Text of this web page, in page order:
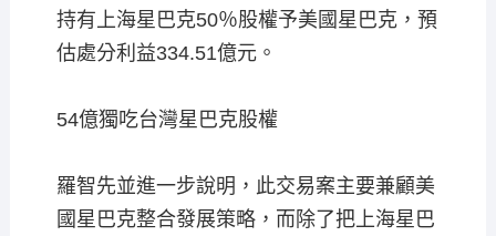
持有上海星巴克50％股權予美國星巴克，預
估處分利益334.51億元。
54億獨吃台灣星巴克股權
羅智先並進一步說明，此交易案主要兼顧美
國星巴克整合發展策略，而除了把上海星巴